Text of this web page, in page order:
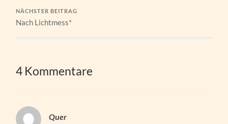
NÄCHSTER BEITRAG
Nach Lichtmess*
4 Kommentare
Quer